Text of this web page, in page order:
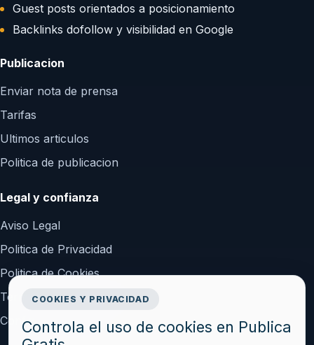
Guest posts orientados a posicionamiento
Backlinks dofollow y visibilidad en Google
Publicacion
Enviar nota de prensa
Tarifas
Ultimos articulos
Politica de publicacion
Legal y confianza
Aviso Legal
Politica de Privacidad
Politica de Cookies
Terminos y Condiciones
Configurar cookies
COOKIES Y PRIVACIDAD
Controla el uso de cookies en Publica